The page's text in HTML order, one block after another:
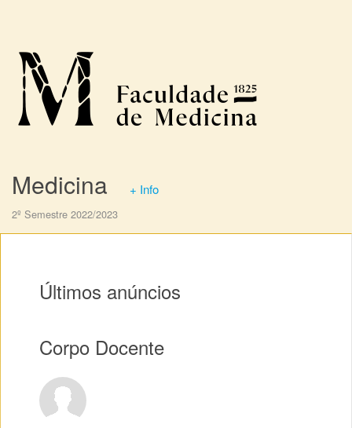
Medicina + Info
2º Semestre 2022/2023
Últimos anúncios
Corpo Docente